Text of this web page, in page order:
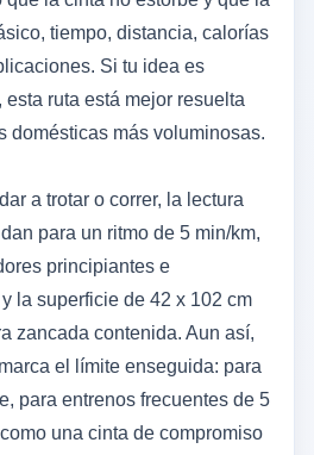
tiempo, distancia, calorías
Si tu idea es
ruta está mejor resuelta
domésticas más voluminosas.
a trotar o correr, la lectura
para un ritmo de 5 min/km,
principiantes e
la superficie de 42 x 102 cm
zancada contenida. Aun así,
el límite enseguida: para
para entrenos frecuentes de 5
una cinta de compromiso